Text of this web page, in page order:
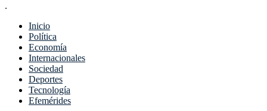
.
Inicio
Política
Economía
Internacionales
Sociedad
Deportes
Tecnología
Efemérides